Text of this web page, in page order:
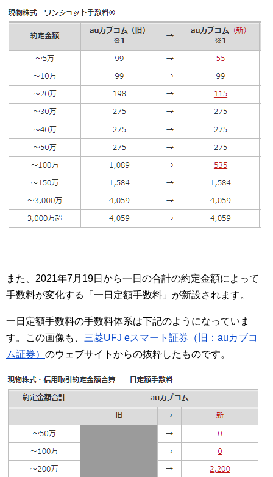
また、2021年7月19日から一日の合計の約定金額によって
手数料が変化する「一日定額手数料」が新設されます。
一日定額手数料の手数料体系は下記のようになっていま
す。この画像も、 三菱UFJ eスマート証券（旧：auカブコ
ム証券） のウェブサイトからの抜粋したものです。